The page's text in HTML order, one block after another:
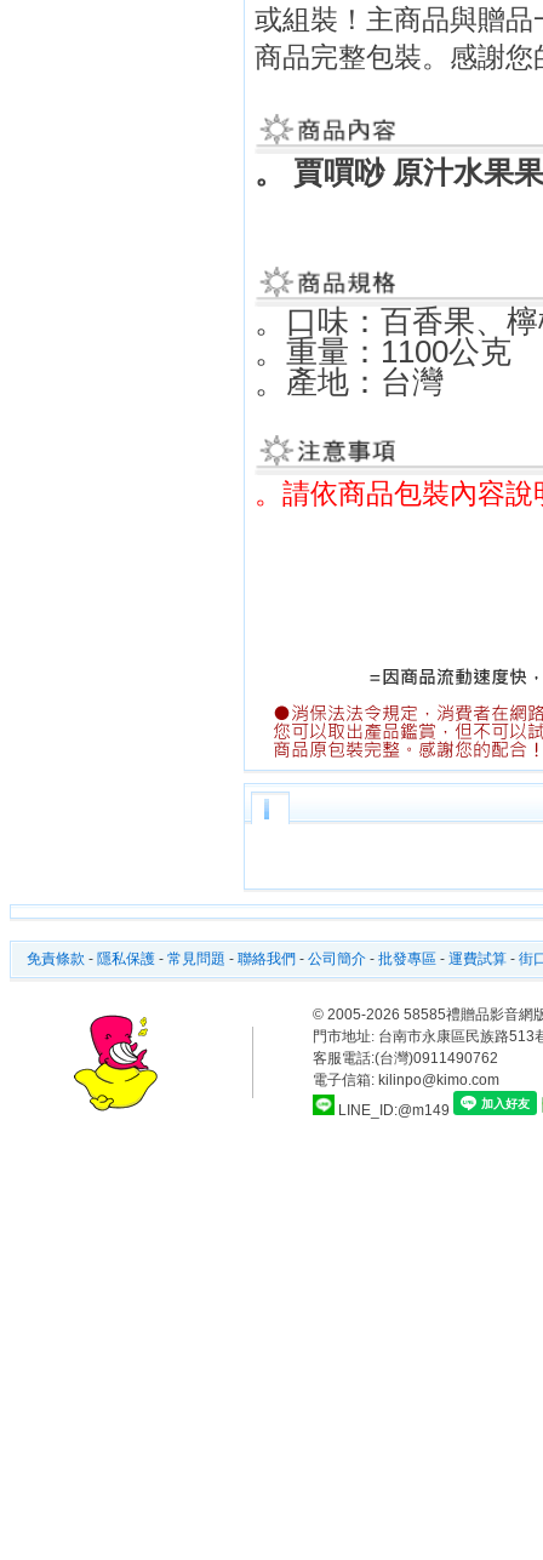
或組裝！主商品與贈
商品完整包裝。感謝您
。 賈嘪唦 原汁水果
。口味： 百香果、
。重量：1100公克
。產地：台灣
。請依商品包裝內容說
免責條款 - 隱私保護 - 常見問題 - 聯絡我們 - 公司簡介 - 批發專區 - 運費試算 - 街
© 2005-2026 58585禮贈品影音網
門市地址: 台南市永康區民族路513
客服電話:(台灣)0911490762
電子信箱: kilinpo@kimo.com
LINE_ID:@m149